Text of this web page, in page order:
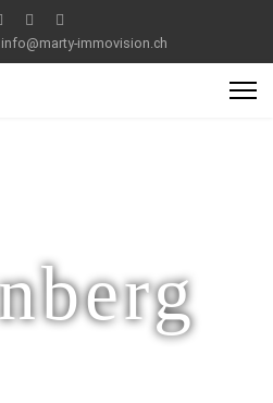
info@marty-immovision.ch